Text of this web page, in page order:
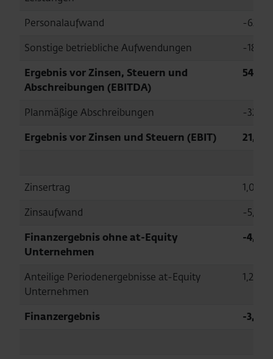
Personalaufwand
-62,2
Sonstige betriebliche Aufwendungen
-18,5
Ergebnis vor Zinsen, Steuern und
Abschreibungen (EBITDA)
54,0
Planmäßige Abschreibungen
-32,1
Ergebnis vor Zinsen und Steuern (EBIT)
21,9
Zinsertrag
1,0
Zinsaufwand
-5,7
Finanzergebnis ohne at-Equity
Unternehmen
-4,8
Anteilige Periodenergebnisse at-Equity
Unternehmen
1,2
Finanzergebnis -3,6